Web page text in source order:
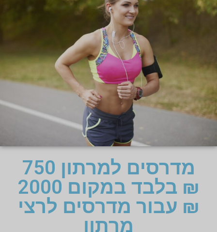
מדרסים למרתון 750
₪ בלבד במקום 2000
₪ עבור מדרסים לרצי
מרתון